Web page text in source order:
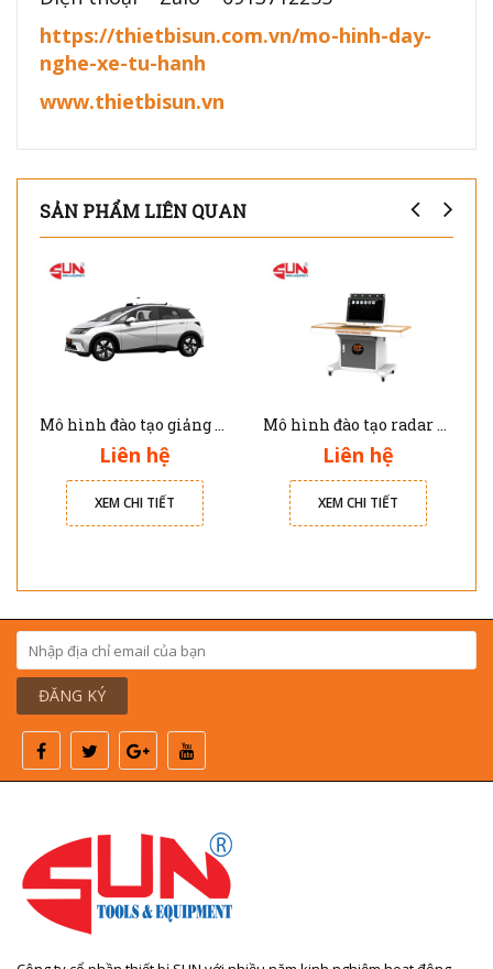
https://thietbisun.com.vn/mo-hinh-day-
nghe-xe-tu-hanh
www.thietbisun.vn
SẢN PHẨM LIÊN QUAN
Mô hình đào tạo giảng dạy xe tự hành ATP-99016
Liên hệ
XEM CHI TIẾT
Mô hình đào tạo radar siêu âm APA và UPA cho xe tự hành ATP-99005
Liên hệ
XEM CHI TIẾT
ĐĂNG KÝ